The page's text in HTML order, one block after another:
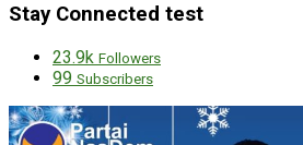
Stay Connected test
23.9k Followers
99 Subscribers